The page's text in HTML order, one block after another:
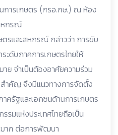
การเกษตร (กรอ.กษ.) ณ ห้อง
หกรณ์
ตรและสหกรณ์ กล่าวว่า การขับ
ะดับภาคการเกษตรไทยให้
าย จำเป็นต้องอาศัยความร่วม
ำคัญ จึงมีแนวทางการจัดตั้ง
ครัฐและเอกชนด้านการเกษตร
มแห่งประเทศไทยถือเป็น
าก ต่อการพัฒนา